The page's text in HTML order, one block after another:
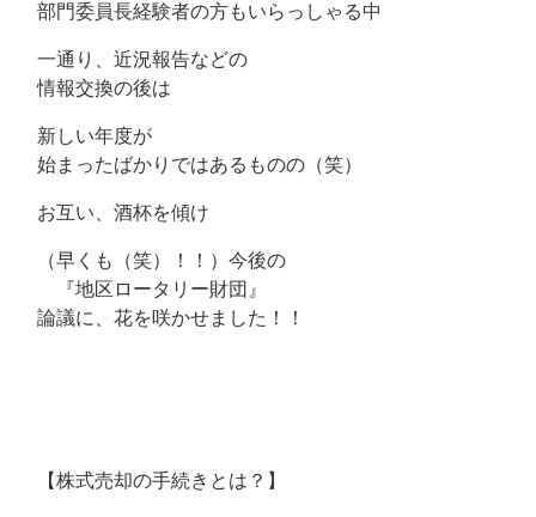
部門委員長経験者の方もいらっしゃる中
一通り、近況報告などの
情報交換の後は
新しい年度が
始まったばかりではあるものの（笑）
お互い、酒杯を傾け
（早くも（笑）！！）今後の
『地区ロータリー財団』
論議に、花を咲かせました！！
【株式売却の手続きとは？】